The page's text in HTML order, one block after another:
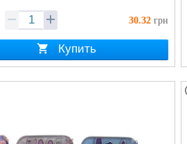
30.32 грн
Купить